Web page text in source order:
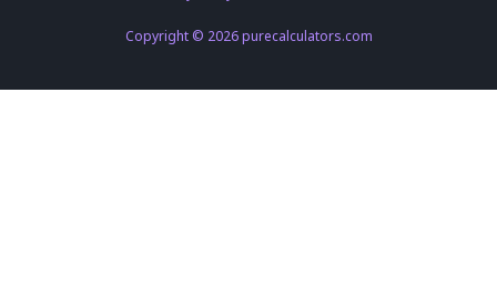
Copyright © 2026 purecalculators.com